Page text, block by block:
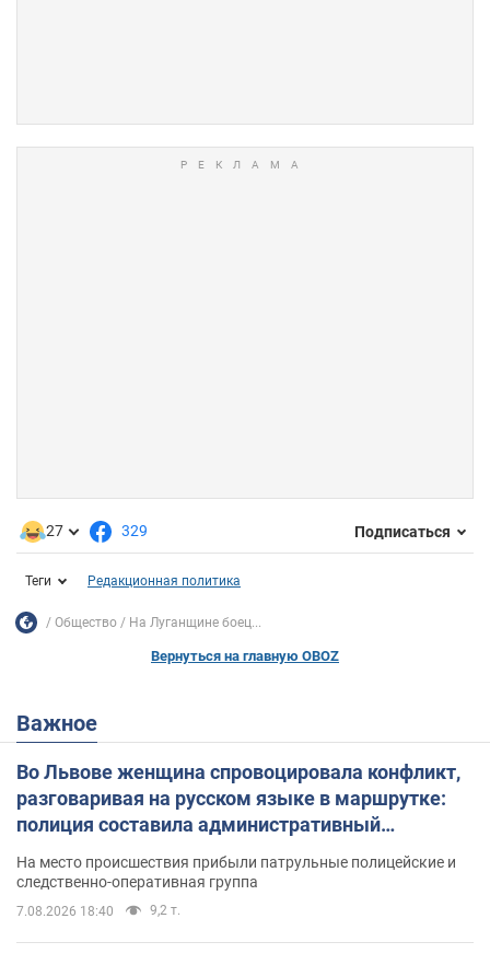
27 329 Подписаться
Теги Редакционная политика
Общество На Луганщине боец...
Вернуться на главную OBOZ
Важное
Во Львове женщина спровоцировала конфликт,
разговаривая на русском языке в маршрутке:
полиция составила административный
протокол. Видео
На место происшествия прибыли патрульные полицейские и
следственно-оперативная группа
7.08.2026 18:40 9,2 т.